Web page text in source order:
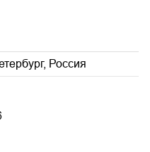
Россия